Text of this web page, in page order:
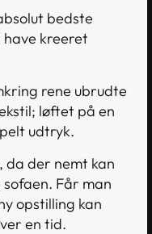
bedste
have kreeret
rene ubrudte
løftet på en
udtryk.
da der nemt kan
Får man
opstilling kan
en tid.